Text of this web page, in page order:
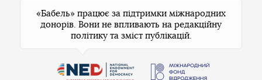
«Бабель» працює за підтримки міжнародних
донорів. Вони не впливають на редакційну
політику та зміст публікацій.